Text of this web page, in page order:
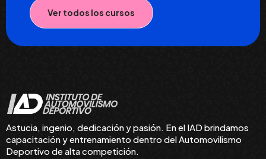
Ver todos los cursos
Astucia, ingenio, dedicación y pasión. En el IAD brindamos
capacitación y entrenamiento dentro del Automovilismo
Deportivo de alta competición.